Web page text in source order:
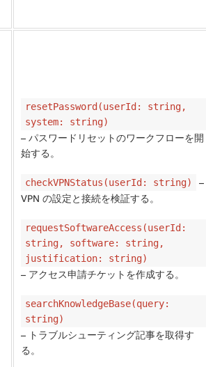
resetPassword(userId: string,
system: string)
– パスワードリセットのワークフローを開
始する。
checkVPNStatus(userId: string)
–
VPN の設定と接続を検証する。
requestSoftwareAccess(userId:
string, software: string,
justification: string)
– アクセス申請チケットを作成する。
searchKnowledgeBase(query:
string)
– トラブルシューティング記事を取得す
る。